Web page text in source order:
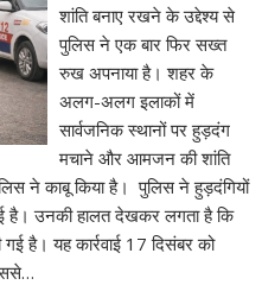
शांति बनाए रखने के उद्देश्य से
पुलिस ने एक बार फिर सख्त
रुख अपनाया है। शहर के
अलग-अलग इलाकों में
सार्वजनिक स्थानों पर हुड़दंग
मचाने और आमजन की शांति
ने काबू किया है। पुलिस ने हुड़दंगियों
है। उनकी हालत देखकर लगता है कि
है। यह कार्रवाई 17 दिसंबर को